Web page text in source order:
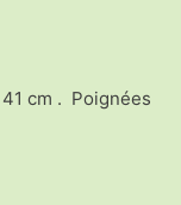
cm . Poignées